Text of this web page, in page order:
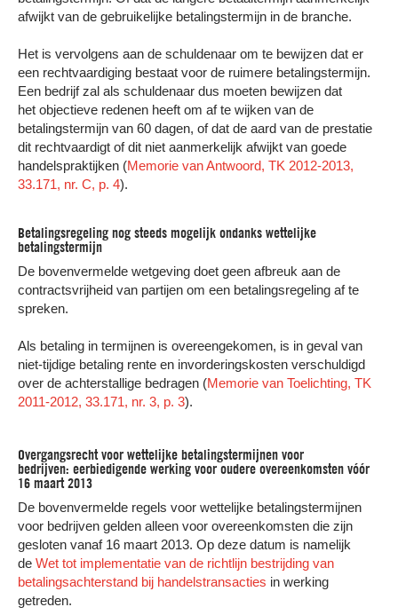
afwijkt van de gebruikelijke betalingstermijn in de branche.
Het is vervolgens aan de schuldenaar om te bewijzen dat er
een rechtvaardiging bestaat voor de ruimere betalingstermijn.
Een bedrijf zal als schuldenaar dus moeten bewijzen dat
het objectieve redenen heeft om af te wijken van de
betalingstermijn van 60 dagen, of dat de aard van de prestatie
dit rechtvaardigt of dit niet aanmerkelijk afwijkt van goede
handelspraktijken (Memorie van Antwoord, TK 2012-2013,
33.171, nr. C, p. 4).
Betalingsregeling nog steeds mogelijk ondanks wettelijke
betalingstermijn
De bovenvermelde wetgeving doet geen afbreuk aan de
contractsvrijheid van partijen om een betalingsregeling af te
spreken.
Als betaling in termijnen is overeengekomen, is in geval van
niet-tijdige betaling rente en invorderingskosten verschuldigd
over de achterstallige bedragen (Memorie van Toelichting, TK
2011-2012, 33.171, nr. 3, p. 3).
Overgangsrecht voor wettelijke betalingstermijnen voor
bedrijven: eerbiedigende werking voor oudere overeenkomsten vóór
16 maart 2013
De bovenvermelde regels voor wettelijke betalingstermijnen
voor bedrijven gelden alleen voor overeenkomsten die zijn
gesloten vanaf 16 maart 2013. Op deze datum is namelijk
de Wet tot implementatie van de richtlijn bestrijding van
betalingsachterstand bij handelstransacties in werking
getreden.